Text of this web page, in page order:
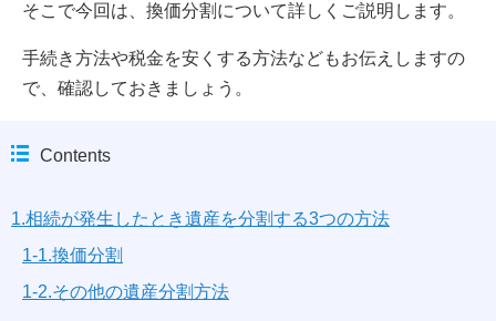
そこで今回は、換価分割について詳しくご説明します。
手続き方法や税金を安くする方法などもお伝えしますの
で、確認しておきましょう。
Contents
1.相続が発生したとき遺産を分割する3つの方法
1-1.換価分割
1-2.その他の遺産分割方法